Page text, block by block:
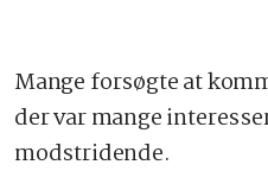
Mange forsøgte at
der var mange
modstridende.